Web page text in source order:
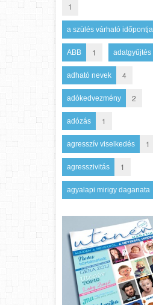
1
a szülés várható időpontja
ABB 1 adatgyűjtés
adható nevek 4
adókedvezmény 2
adózás 1
agresszív viselkedés 1
agresszivitás 1
agyalapi mirigy daganata